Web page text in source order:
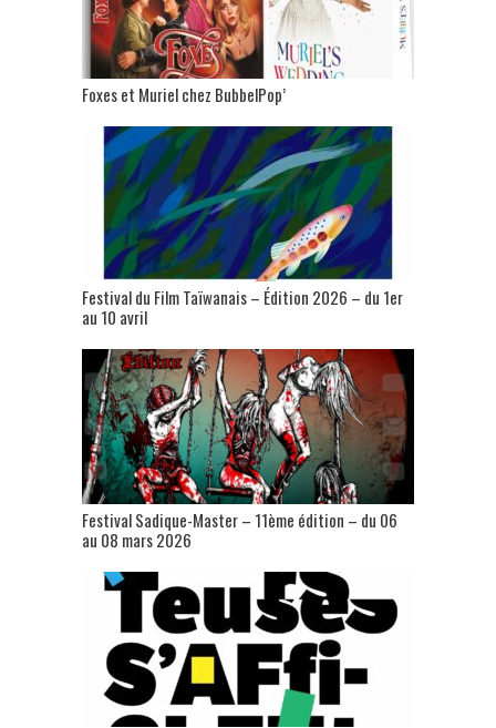
Foxes et Muriel chez BubbelPop’
Festival du Film Taïwanais – Édition 2026 – du 1er
au 10 avril
Festival Sadique-Master – 11ème édition – du 06
au 08 mars 2026